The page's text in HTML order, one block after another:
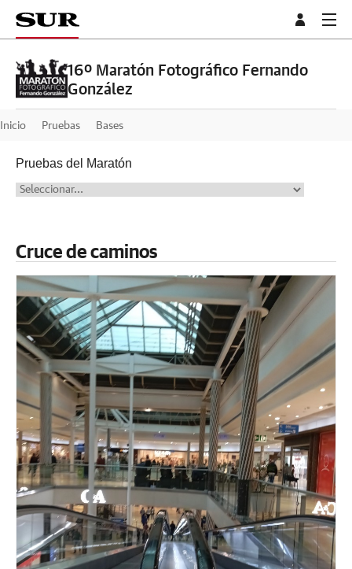
16º Maratón Fotográfico Fernando
González
Inicio Pruebas Bases
Pruebas del Maratón
Cruce de caminos